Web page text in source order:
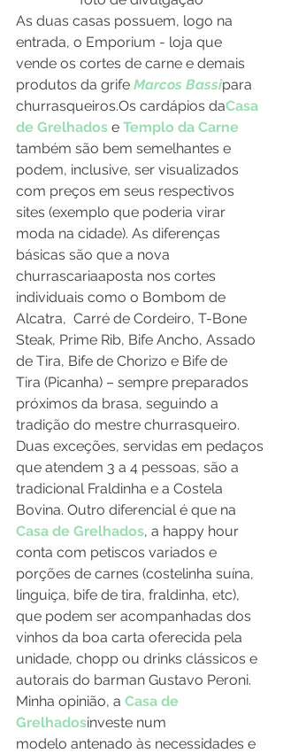
As duas casas possuem, logo na
entrada, o Emporium - loja que
vende os cortes de carne e demais
produtos da grife Marcos Bassipara
churrasqueiros.Os cardápios daCasa
de Grelhados e Templo da Carne
também são bem semelhantes e
podem, inclusive, ser visualizados
com preços em seus respectivos
sites (exemplo que poderia virar
moda na cidade). As diferenças
básicas são que a nova
churrascariaaposta nos cortes
individuais como o Bombom de
Alcatra,  Carré de Cordeiro, T-Bone
Steak, Prime Rib, Bife Ancho, Assado
de Tira, Bife de Chorizo e Bife de
Tira (Picanha) – sempre preparados
próximos da brasa, seguindo a
tradição do mestre churrasqueiro.
Duas exceções, servidas em pedaços
que atendem 3 a 4 pessoas, são a
tradicional Fraldinha e a Costela
Bovina. Outro diferencial é que na
Casa de Grelhados, a happy hour
conta com petiscos variados e
porções de carnes (costelinha suína,
linguiça, bife de tira, fraldinha, etc),
que podem ser acompanhadas dos
vinhos da boa carta oferecida pela
unidade, chopp ou drinks clássicos e
autorais do barman Gustavo Peroni.
Minha opinião, a Casa de
Grelhadosinveste num
modelo antenado às necessidades e